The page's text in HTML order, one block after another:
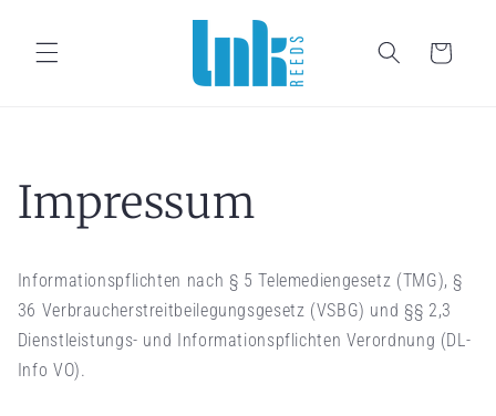
Carrito
Impressum
Informationspflichten nach § 5 Telemediengesetz (TMG), §
36 Verbraucherstreitbeilegungsgesetz (VSBG) und §§ 2,3
Dienstleistungs- und Informationspflichten Verordnung (DL-
Info VO).